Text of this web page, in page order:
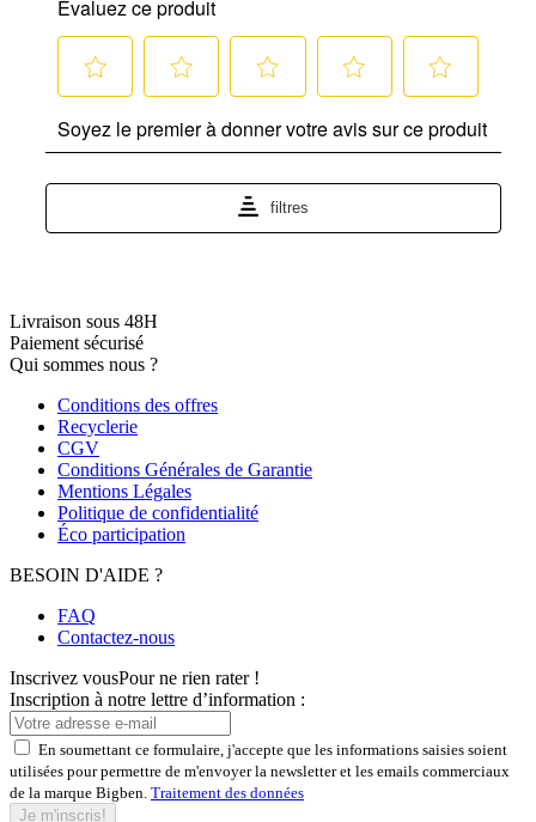
Livraison sous 48H
Paiement sécurisé
Qui sommes nous ?
Conditions des offres
Recyclerie
CGV
Conditions Générales de Garantie
Mentions Légales
Politique de confidentialité
Éco participation
BESOIN D'AIDE ?
FAQ
Contactez-nous
Inscrivez vousPour ne rien rater !
Inscription à notre lettre d’information :
En soumettant ce formulaire, j'accepte que les informations saisies soient
utilisées pour permettre de m'envoyer la newsletter et les emails commerciaux
de la marque Bigben. Traitement des données
Je m'inscris!